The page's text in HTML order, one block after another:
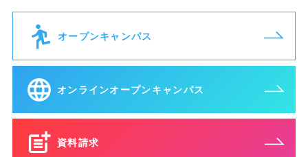
オープンキャンパス
オンラインオープンキャンパス
資料請求